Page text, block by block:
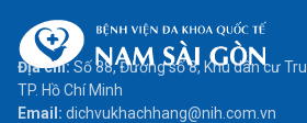
Địa chỉ:Số 88, Đường số 8, Khu dân cư
TP. Hồ Chí Minh
Email: dichvukhachhang@nih.com.vn